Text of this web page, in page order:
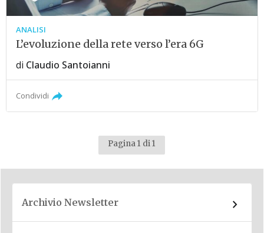
ANALISI
L’evoluzione della rete verso l’era 6G
di Claudio Santoianni
Condividi
Pagina 1 di 1
Archivio Newsletter